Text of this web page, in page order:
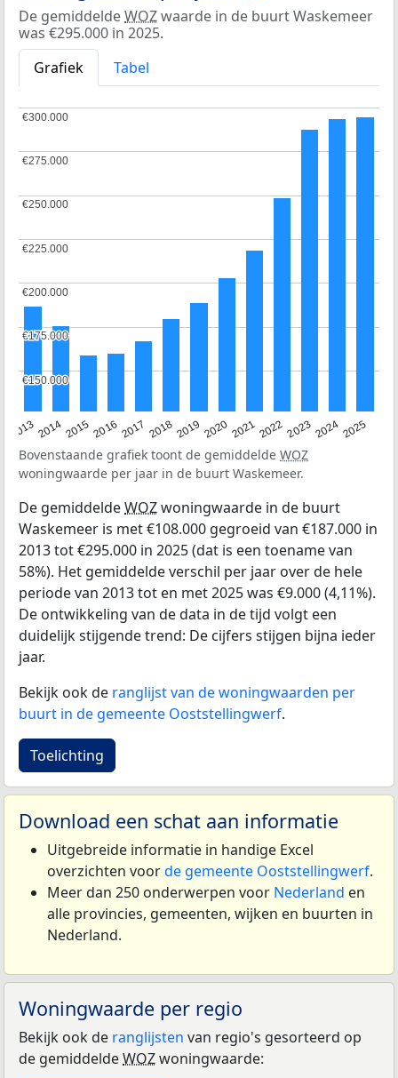
De gemiddeldeWOZwaarde in de buurt Waskemeer
was €295.000 in 2025.
Grafiek
Tabel
20132014201520162017 20182019 202020212022202320242025
€150.000
€150.000
€175.000
€175.000
€200.000
€200.000
€225.000
€225.000
€250.000
€250.000
€275.000
€275.000
€300.000
€300.000
Bovenstaande grafiek toont de gemiddelde WOZ
woningwaarde per jaar in de buurt Waskemeer.
De gemiddeldeWOZwoningwaarde in de buurt
Waskemeer is met €108.000 gegroeid van €187.000 in
2013 tot €295.000 in 2025 (dat is een toename van
58%). Het gemiddelde verschil per jaar over de hele
periode van 2013 tot en met 2025 was €9.000 (4,11%).
De ontwikkeling van de data in de tijd volgt een
duidelijk stijgende trend: De cijfers stijgen bijna ieder
jaar.
Bekijk ook de ranglijst van de woningwaarden per
buurt in de gemeente Ooststellingwerf.
Toelichting
Download een schat aan informatie
Uitgebreide informatie in handige Excel
overzichten voorde gemeente Ooststellingwerf.
Meer dan 250 onderwerpen voor Nederland en
alle provincies, gemeenten, wijken en buurten in
Nederland.
Woningwaarde per regio
Bekijk ook de ranglijsten van regio's gesorteerd op
de gemiddeldeWOZwoningwaarde: